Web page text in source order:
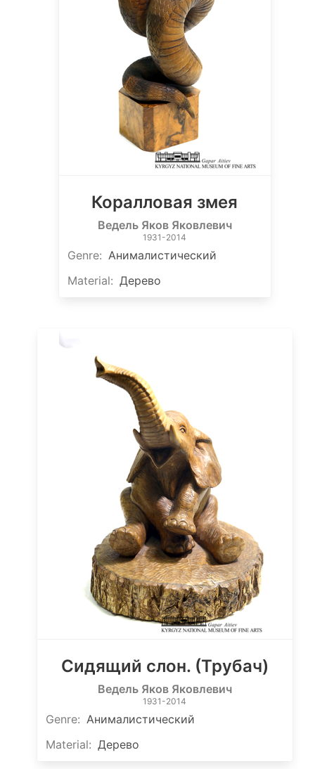
Коралловая змея
Ведель Яков Яковлевич
1931-2014
Genre: Анималистический
Material: Дерево
Сидящий слон. (Трубач)
Ведель Яков Яковлевич
1931-2014
Genre: Анималистический
Material: Дерево